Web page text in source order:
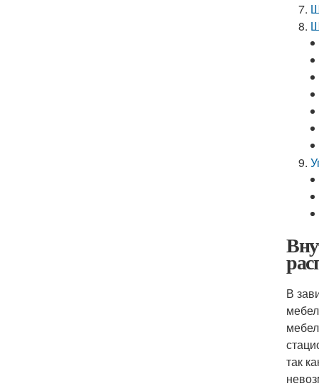
В
так